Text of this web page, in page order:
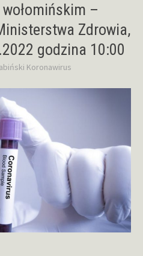
–
Zdrowia,
godzina 10:00
Koronawirus